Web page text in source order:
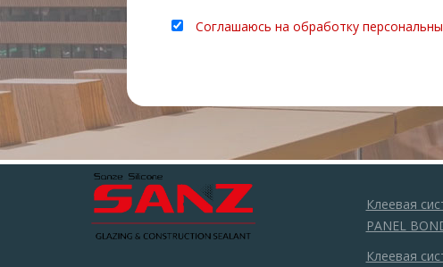
Соглашаюсь на обработку
Клеевая
PANEL
Клеевая